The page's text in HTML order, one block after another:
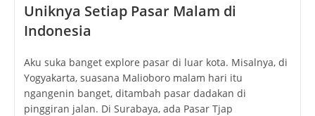
Uniknya Setiap Pasar Malam di
Indonesia
Aku suka banget explore pasar di luar kota. Misalnya, di
Yogyakarta, suasana Malioboro malam hari itu
ngangenin banget, ditambah pasar dadakan di
pinggiran jalan. Di Surabaya, ada Pasar Tjap